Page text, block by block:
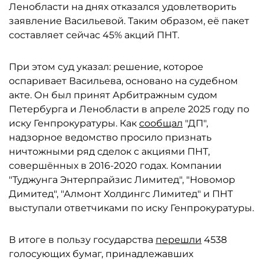
Ленобласти на днях отказался удовлетворить
заявление Васильевой. Таким образом, её пакет
составляет сейчас 45% акций ПНТ.
При этом суд указал: решение, которое
оспаривает Васильева, основано на судебном
акте. Он был принят Арбитражным судом
Петербурга и Ленобласти в апреле 2025 году по
иску Генпрокуратуры. Как сообщал "ДП",
надзорное ведомство просило признать
ничтожными ряд сделок с акциями ПНТ,
совершённых в 2016-2020 годах. Компании
"Туджунга Энтерпрайзис Лимитед", "Новомор
Димитед", "Алмонт Холдингс Лимитед" и ПНТ
выступали ответчиками по иску Генпрокуратуры.
В итоге в пользу государства перешли 4538
голосующих бумаг, принадлежавших